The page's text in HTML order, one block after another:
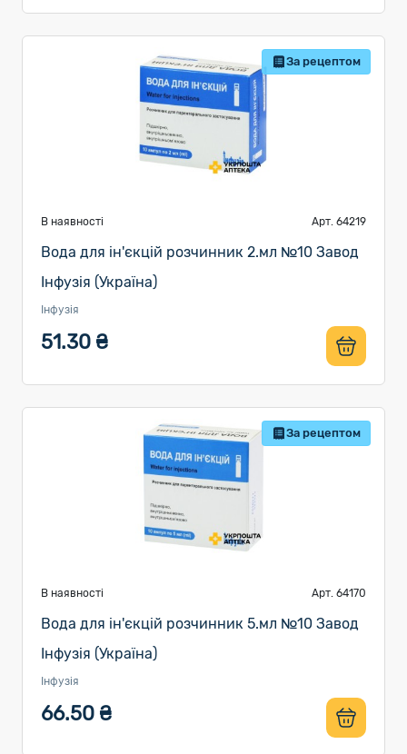
За рецептом
В наявності Арт. 64219
Вода для ін'єкцій розчинник 2.мл №10 Завод
Інфузія (Україна)
Інфузія
51.30 ₴
За рецептом
В наявності Арт. 64170
Вода для ін'єкцій розчинник 5.мл №10 Завод
Інфузія (Україна)
Інфузія
66.50 ₴